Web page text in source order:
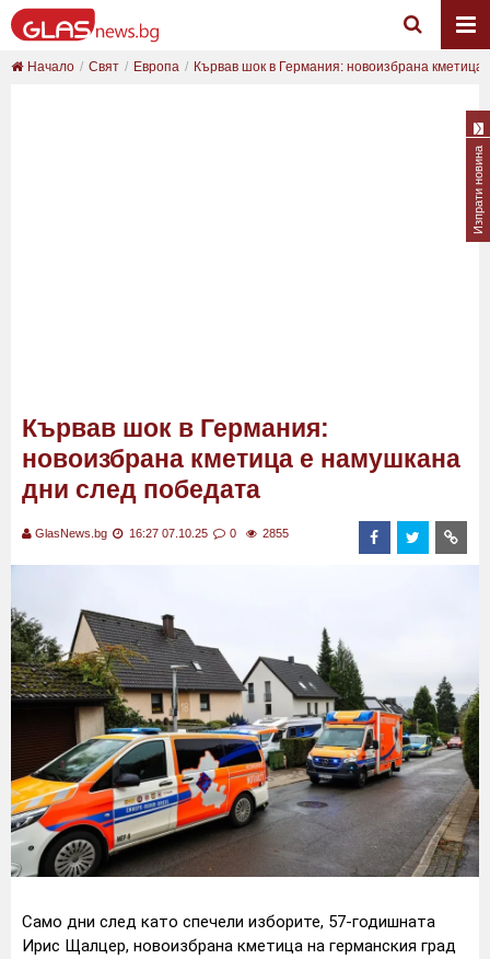
Начало Свят Европа Кървав шок в Германия: новоизбрана кметица
Кървав шок в Германия:
новоизбрана кметица е намушкана
дни след победата
GlasNews.bg 16:27 07.10.25 0 2855
Само дни след като спечели изборите, 57-годишната
Ирис Щалцер, новоизбрана кметица на германския град
Изпрати новина